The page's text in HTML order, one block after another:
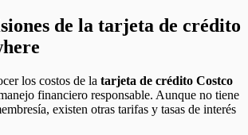
de la tarjeta de crédito
los costos de la tarjeta de crédito Costco
financiero responsable. Aunque no tiene
existen otras tarifas y tasas de interés